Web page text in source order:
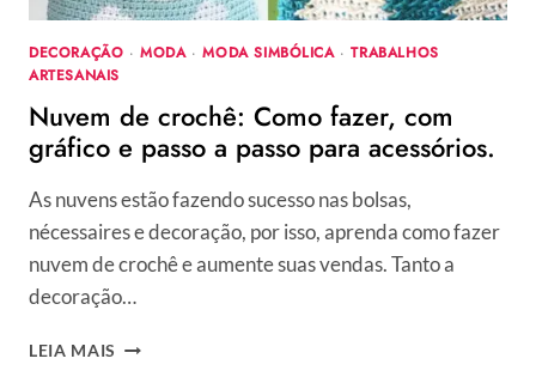
DECORAÇÃO ·MODA·MODA SIMBÓLICA·TRABALHOS
ARTESANAIS
Nuvem de crochê: Como fazer, com
gráfico e passo a passo para acessórios.
As nuvens estão fazendo sucesso nas bolsas,
nécessaires e decoração, por isso, aprenda como fazer
nuvem de crochê e aumente suas vendas. Tanto a
decoração…
LEIA MAIS NUVEM